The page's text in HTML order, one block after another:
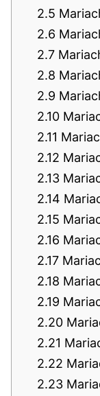
2.5
2.6
2.7
2.8
2.9
2.10
2.11
2.12
2.13
2.14
2.15
2.16
2.17
2.18
2.19
2.20
2.21
2.22
2.23